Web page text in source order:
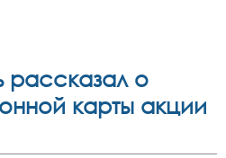
о
карты акции